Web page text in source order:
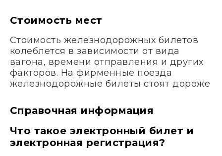
Стоимость мест
Стоимость железнодорожных билетов
колеблется в зависимости от вида
вагона, времени отправления и других
факторов. На фирменные поезда
железнодорожные билеты стоят дороже
Справочная информация
Что такое электронный билет и
электронная регистрация?